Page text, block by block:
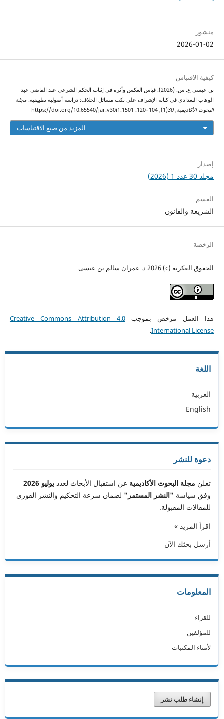
منشور
2026-01-02
كيفية الاقتباس
بن عيسى ع. س. (2026). قياس العكس وأثره في إثبات الحكم الشرعي عند القاضي عبد
الوهاب البغدادي في كتابه الإشراف على نكت مسائل الخلاف: دراسة أصولية تطبيقية. مجلة
البحوث الأكاديمية,
30
(1), 104–120. https://doi.org/10.65540/jar.v30i1.1501
المزيد من صيغ الاقتباسات
إصدار
مجلد 30 عدد 1 (2026)
القسم
الشريعة والقانون
الرخصة
الحقوق الفكرية (c) 2026 د. عمران سالم بن عيسى
هذا العمل مرخص بموجبCreative Commons Attribution 4.0
International License
.
اللغة
العربية
English
دعوة للنشر
تعلن مجلة البحوث الأكاديمية عن استقبال الأبحاث لعدد يوليو 2026
وفق سياسة "النشر المستمر" لضمان سرعة التحكيم والنشر الفوري
للمقالات المقبولة.
اقرأ المزيد »
أرسل بحثك الآن
المعلومات
للقراء
للمؤلفين
لأمناء المكتبات
إنشاء طلب نشر